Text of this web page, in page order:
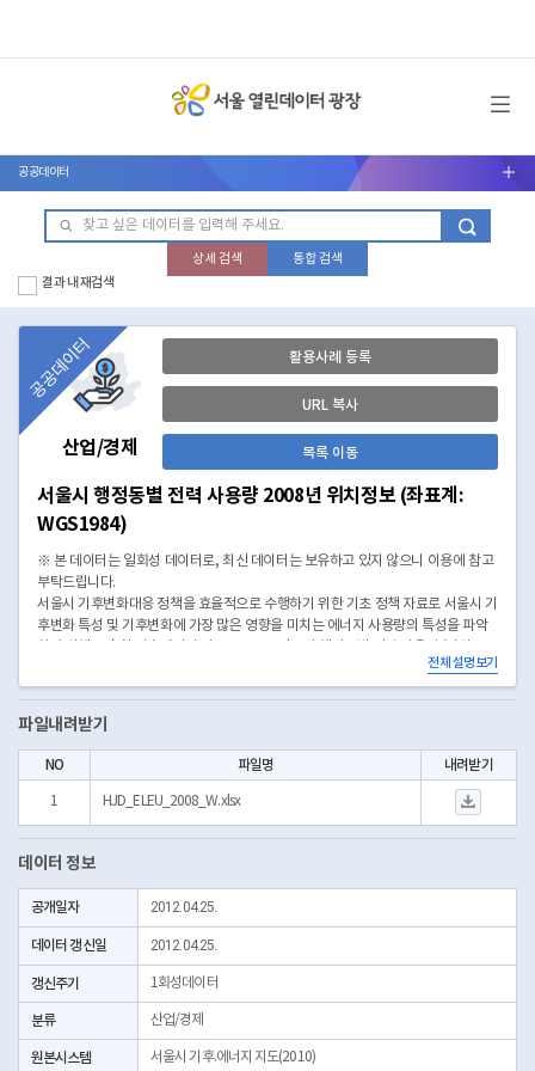
메뉴 열기
공공데이터 서브메뉴 열기
상세 검색
통합 검색
결과 내 재검색
산업/경제
공공데이터 활용사례 등록
URL 복사
목록 이동
서울시 행정동별 전력 사용량 2008년 위치정보 (좌표계:
WGS1984)
※ 본 데이터는 일회성 데이터로, 최신 데이터는 보유하고 있지 않으니 이용에 참고
부탁드립니다.
서울시 기후변화대응 정책을 효율적으로 수행하기 위한 기초 정책 자료로 서울시 기
후변화 특성 및 기후변화에 가장 많은 영향을 미치는 에너지 사용량의 특성을 파악
※ Shape 파일의 기본 인코딩 셋팅은 UTF-8로 설정되어 있습니다.(ArcGIS 10.2.1
전체 설명보기
파일내려받기
NO 파일명 내려받기
1 HJD_ELEU_2008_W.xlsx
데이터 정보
공개일자 2012.04.25.
데이터 갱신일 2012.04.25.
갱신주기 1회성데이터
분류 산업/경제
원본시스템 서울시 기후.에너지 지도(2010)